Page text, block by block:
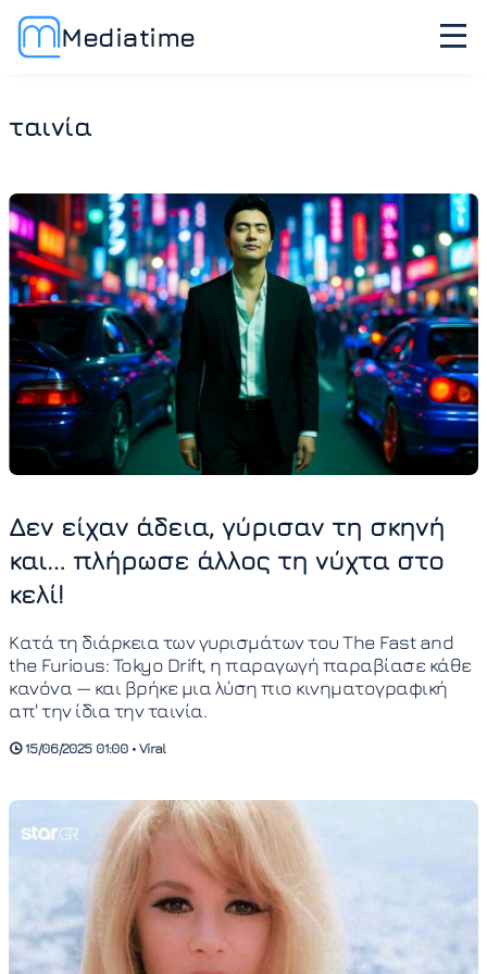
Mediatime
ταινία
Δεν είχαν άδεια, γύρισαν τη σκηνή
και… πλήρωσε άλλος τη νύχτα στο
κελί!
Κατά τη διάρκεια των γυρισμάτων του The Fast and
the Furious: Tokyo Drift, η παραγωγή παραβίασε κάθε
κανόνα — και βρήκε μια λύση πιο κινηματογραφική
απ' την ίδια την ταινία.
15/06/2025 01:00 • Viral